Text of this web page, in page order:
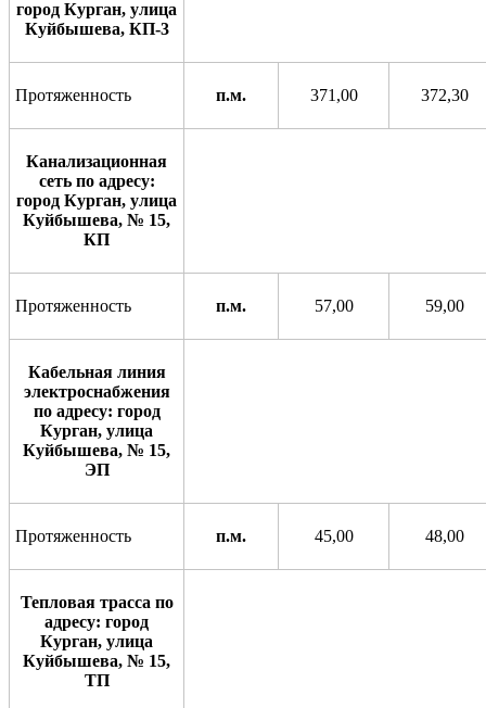
город Курган, улица
Куйбышева, КП-3
Протяженность п.м. 371,00 372,30
Канализационная
сеть по адресу:
город Курган, улица
Куйбышева, № 15,
КП
Протяженность п.м. 57,00 59,00
Кабельная линия
электроснабжения
по адресу: город
Курган, улица
Куйбышева, № 15,
ЭП
Протяженность п.м. 45,00 48,00
Тепловая трасса по
адресу: город
Курган, улица
Куйбышева, № 15,
ТП